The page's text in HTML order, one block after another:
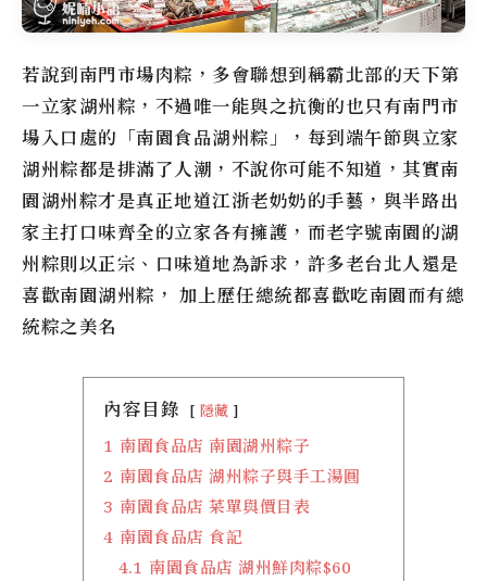
若說到南門市場肉粽，多會聯想到稱霸北部的天下第
一立家湖州粽，不過唯一能與之抗衡的也只有南門市
場入口處的「南園食品湖州粽」，每到端午節與立家
湖州粽都是排滿了人潮，不說你可能不知道，其實南
園湖州粽才是真正地道江浙老奶奶的手藝，與半路出
家主打口味齊全的立家各有擁護，而老字號南園的湖
州粽則以正宗、口味道地為訴求，許多老台北人還是
喜歡南園湖州粽， 加上歷任總統都喜歡吃南園而有總
統粽之美名
內容目錄 隱藏
1 南園食品店 南園湖州粽子
2 南園食品店 湖州粽子與手工湯圓
3 南園食品店 菜單與價目表
4 南園食品店 食記
4.1 南園食品店 湖州鮮肉粽$60